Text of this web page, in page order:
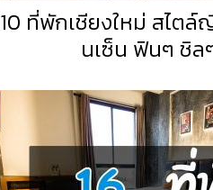
10 ที่พักเชียงใหม่ สไต
นเซ็น ฟินๆ ชิล